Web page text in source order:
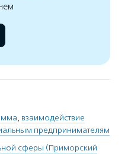
, взаимодействие
предпринимателям
сферы (Приморский